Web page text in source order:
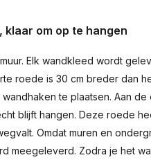
klaar om op te hangen
Elk wandkleed wordt
roede is 30 cm breder dan
te plaatsen. Aan
blijft hangen. Deze roede
Omdat muren en
meegeleverd. Zodra je het